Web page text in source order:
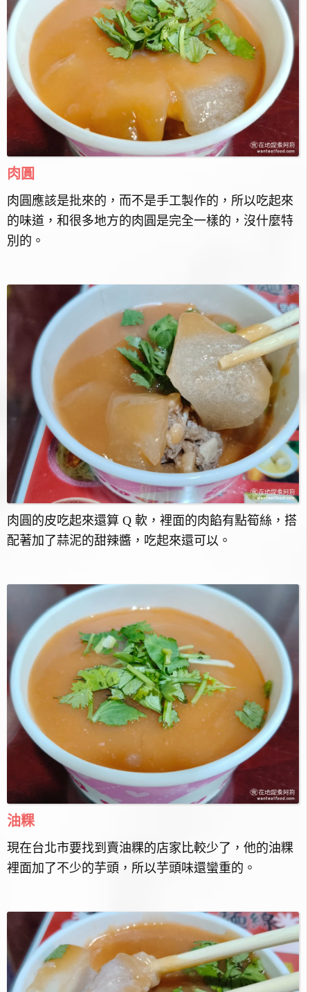
肉圓
肉圓應該是批來的，而不是手工製作的，所以吃起來
的味道，和很多地方的肉圓是完全一樣的，沒什麼特
別的。
肉圓的皮吃起來還算 Q 軟，裡面的肉餡有點筍絲，搭
配著加了蒜泥的甜辣醬，吃起來還可以。
油粿
現在台北市要找到賣油粿的店家比較少了，他的油粿
裡面加了不少的芋頭，所以芋頭味還蠻重的。